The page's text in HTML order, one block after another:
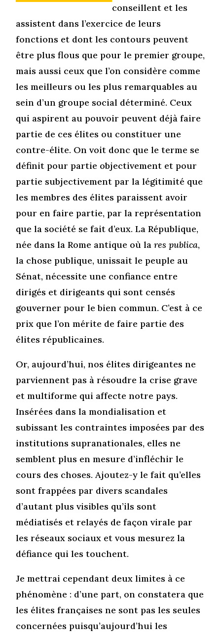
conseillent et les
assistent dans l’exercice de leurs
fonctions et dont les contours peuvent
être plus flous que pour le premier groupe,
mais aussi ceux que l’on considère comme
les meilleurs ou les plus remarquables au
sein d’un groupe social déterminé. Ceux
qui aspirent au pouvoir peuvent déjà faire
partie de ces élites ou constituer une
contre-élite. On voit donc que le terme se
définit pour partie objectivement et pour
partie subjectivement par la légitimité que
les membres des élites paraissent avoir
pour en faire partie, par la représentation
que la société se fait d’eux. La République,
née dans la Rome antique où lares publica,
la chose publique, unissait le peuple au
Sénat, nécessite une confiance entre
dirigés et dirigeants qui sont censés
gouverner pour le bien commun. C’est à ce
prix que l’on mérite de faire partie des
élites républicaines.
Or, aujourd’hui, nos élites dirigeantes ne
parviennent pas à résoudre la crise grave
et multiforme qui affecte notre pays.
Insérées dans la mondialisation et
subissant les contraintes imposées par des
institutions supranationales, elles ne
semblent plus en mesure d’infléchir le
cours des choses. Ajoutez-y le fait qu’elles
sont frappées par divers scandales
d’autant plus visibles qu’ils sont
médiatisés et relayés de façon virale par
les réseaux sociaux et vous mesurez la
défiance qui les touchent.
Je mettrai cependant deux limites à ce
phénomène : d’une part, on constatera que
les élites françaises ne sont pas les seules
concernées puisqu’aujourd’hui les